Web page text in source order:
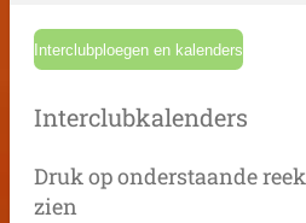
Interclubploegen en kalenders
Interclubkalenders
Druk op onderstaande
zien